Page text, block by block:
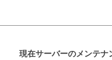
現在サーバーのメンテナ